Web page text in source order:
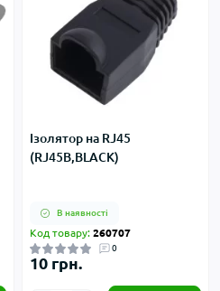
Ізолятор на RJ45
(RJ45B,BLACK)
В наявності
Код товару: 260707
0
10 грн.